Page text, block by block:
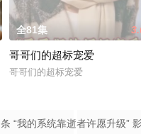
全81集
哥哥们的超标宠爱
哥哥们的超标宠爱
条 “我的系统靠逝者许愿升级”